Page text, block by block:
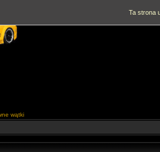
wątki
Ta strona